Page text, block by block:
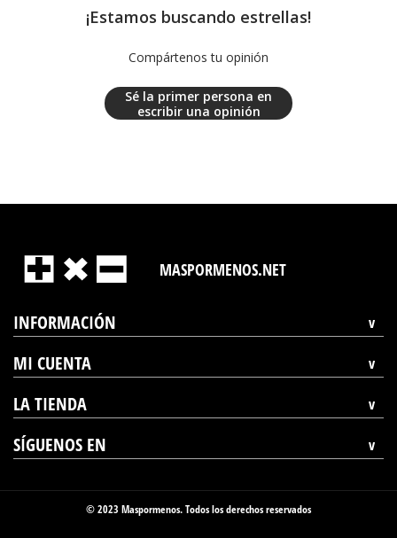
¡Estamos buscando estrellas!
Compártenos tu opinión
Sé la primer persona en
escribir una opinión
MASPORMENOS.NET
INFORMACIÓN
MI CUENTA
LA TIENDA
SÍGUENOS EN
© 2023 Maspormenos. Todos los derechos reservados